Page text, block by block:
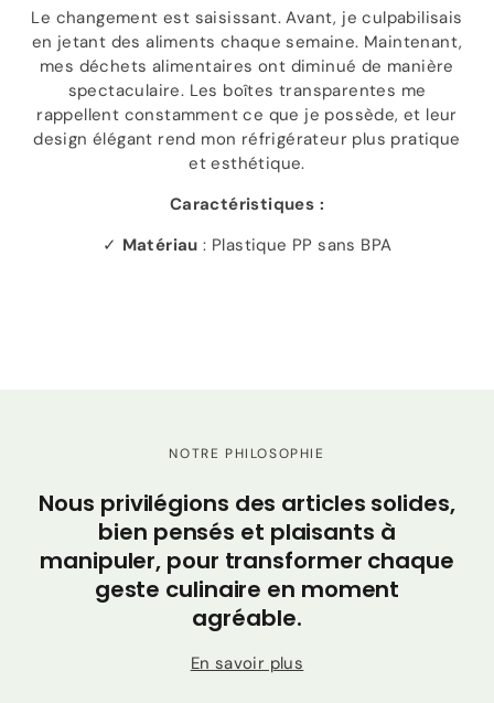
Le changement est saisissant. Avant, je culpabilisais
en jetant des aliments chaque semaine. Maintenant,
mes déchets alimentaires ont diminué de manière
spectaculaire. Les boîtes transparentes me
rappellent constamment ce que je possède, et leur
design élégant rend mon réfrigérateur plus pratique
et esthétique.
Caractéristiques :
✓ Matériau : Plastique PP sans BPA
NOTRE PHILOSOPHIE
Nous privilégions des articles solides,
bien pensés et plaisants à
manipuler, pour transformer chaque
geste culinaire en moment
agréable.
En savoir plus